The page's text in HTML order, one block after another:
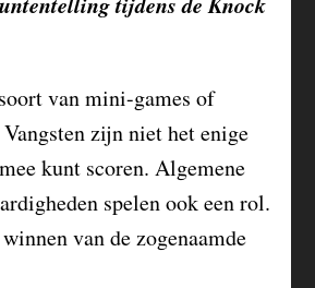
van mini-games of
zijn niet het enige
kunt scoren. Algemene
spelen ook een rol.
van de zogenaamde